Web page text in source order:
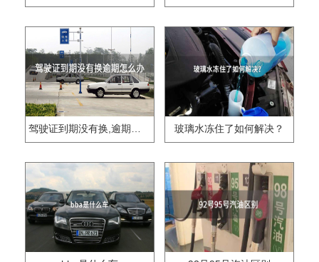
驾驶证到期没有换,逾期怎么办?? 玻璃水冻住了如何解决？